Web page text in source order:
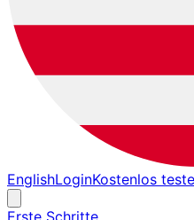
EnglishLoginKostenlos
Erste Schritte